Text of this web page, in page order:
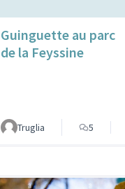
Guinguette au parc
de la Feyssine
Truglia 5